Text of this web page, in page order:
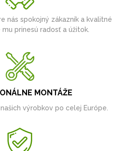
nás spokojný zákazník a kvalitné
prinesú radosť a úžitok.
MONTÁŽE
výrobkov po celej Európe.